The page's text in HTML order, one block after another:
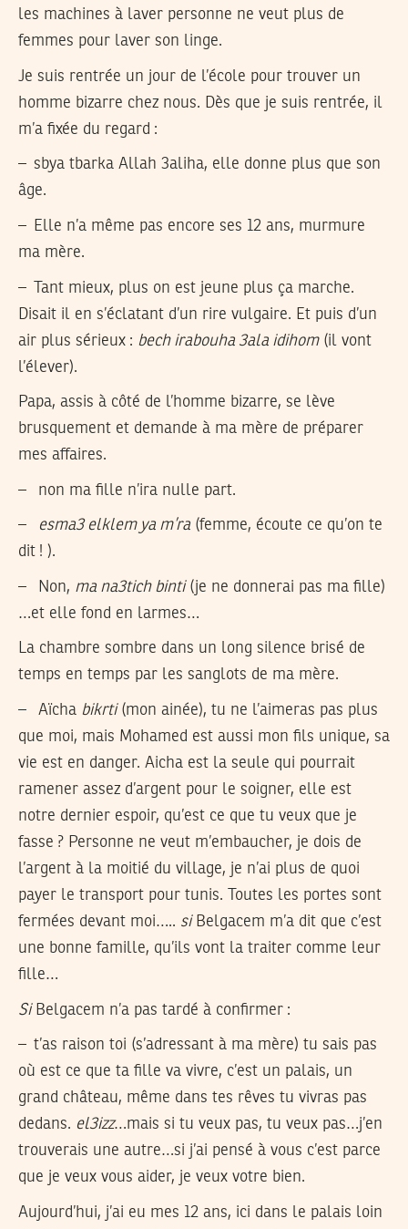
les machines à laver personne ne veut plus de
femmes pour laver son linge.
Je suis rentrée un jour de l’école pour trouver un
homme bizarre chez nous. Dès que je suis rentrée, il
m’a fixée du regard :
– sbya tbarka Allah 3aliha, elle donne plus que son
âge.
– Elle n’a même pas encore ses 12 ans, murmure
ma mère.
– Tant mieux, plus on est jeune plus ça marche.
Disait il en s’éclatant d’un rire vulgaire. Et puis d’un
air plus sérieux : bech irabouha 3ala idihom(il vont
l’élever).
Papa, assis à côté de l’homme bizarre, se lève
brusquement et demande à ma mère de préparer
mes affaires.
– non ma fille n’ira nulle part.
– esma3 elklem ya m’ra (femme, écoute ce qu’on te
dit ! ).
– Non, ma na3tich binti(je ne donnerai pas ma fille)
…et elle fond en larmes…
La chambre sombre dans un long silence brisé de
temps en temps par les sanglots de ma mère.
– Aïcha bikrti(mon ainée), tu ne l’aimeras pas plus
que moi, mais Mohamed est aussi mon fils unique, sa
vie est en danger. Aicha est la seule qui pourrait
ramener assez d’argent pour le soigner, elle est
notre dernier espoir, qu’est ce que tu veux que je
fasse ? Personne ne veut m’embaucher, je dois de
l’argent à la moitié du village, je n’ai plus de quoi
payer le transport pour tunis. Toutes les portes sont
fermées devant moi….. siBelgacem m’a dit que c’est
une bonne famille, qu’ils vont la traiter comme leur
fille…
SiBelgacem n’a pas tardé à confirmer :
– t’as raison toi (s’adressant à ma mère) tu sais pas
où est ce que ta fille va vivre, c’est un palais, un
grand château, même dans tes rêves tu vivras pas
dedans. el3izz…mais si tu veux pas, tu veux pas…j’en
trouverais une autre…si j’ai pensé à vous c’est parce
que je veux vous aider, je veux votre bien.
Aujourd’hui, j’ai eu mes 12 ans, ici dans le palais loin